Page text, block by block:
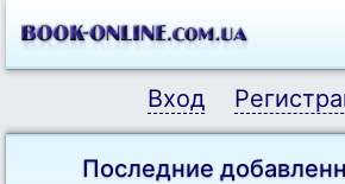
Вход
Последние